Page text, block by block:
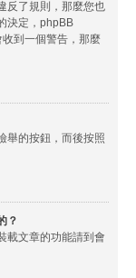
反了規則，那麼您也
決定，phpBB
到一個警告，那麼
舉的按鈕，而後按照
？
載文章的功能請到會